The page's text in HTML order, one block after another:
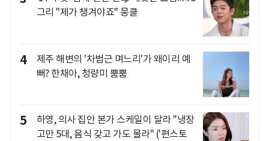
그리 "제가 챙겨야죠" 뭉클
4
제주 해변의 '차범근 며느리'가 왜이리 예
뻐? 한채아, 청량미 뿜뿜
5
하영, 의사 집안 본가 스케일이 달라 "냉장
고만 5대, 음식 갖고 가도 몰라" ('편스토